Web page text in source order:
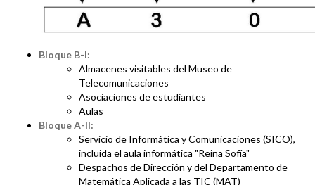
Bloque B-I:
Almacenes visitables del Museo de
Telecomunicaciones
Asociaciones de estudiantes
Aulas
Bloque A-II:
Servicio de Informática y Comunicaciones (SICO),
incluida el aula informática "Reina Sofía"
Despachos de Dirección y del Departamento de
Matemática Aplicada a las TIC (MAT)